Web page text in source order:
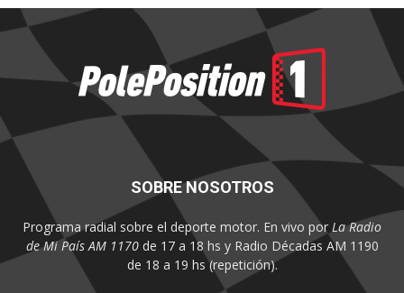
SOBRE NOSOTROS
Programa radial sobre el deporte motor. En vivo por La Radio
de Mi País AM 1170de 17 a 18 hs y Radio Décadas AM 1190
de 18 a 19 hs (repetición).